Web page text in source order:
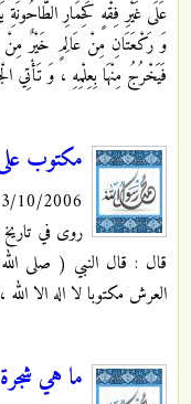
عَلَى غَيْرِ فِقْهٍ كَحِمَارِ
وَ رَكْعَتَانِ مِنْ عَالِمٍ خَيْرٌ مِنْ
فَيَخْرُجُ مِنْهَا بِعِلْمِهِ ، وَ تَأْتِي
مكتوب
10/2006 - 12:32
قال : قال النبي ( صلى
العرش مكتوبا لا اله الا
ما هي